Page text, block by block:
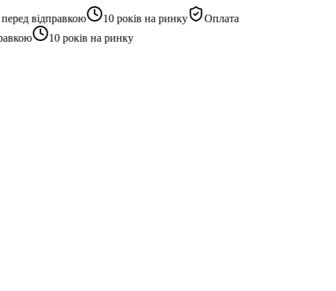
відправкою 10 років на ринку
Оплата
10 років на ринку